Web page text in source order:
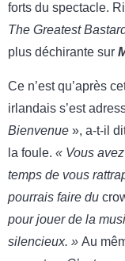
forts du spectacle.
The Greatest
plus déchirante sur
Ce n’est qu’après
irlandais s’est
Bienvenue », a-t-il
la foule. « Vous
temps de vous
pourrais faire du
pour jouer de la
silencieux. » Au